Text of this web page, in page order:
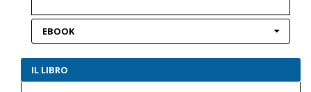
EBOOK
IL LIBRO